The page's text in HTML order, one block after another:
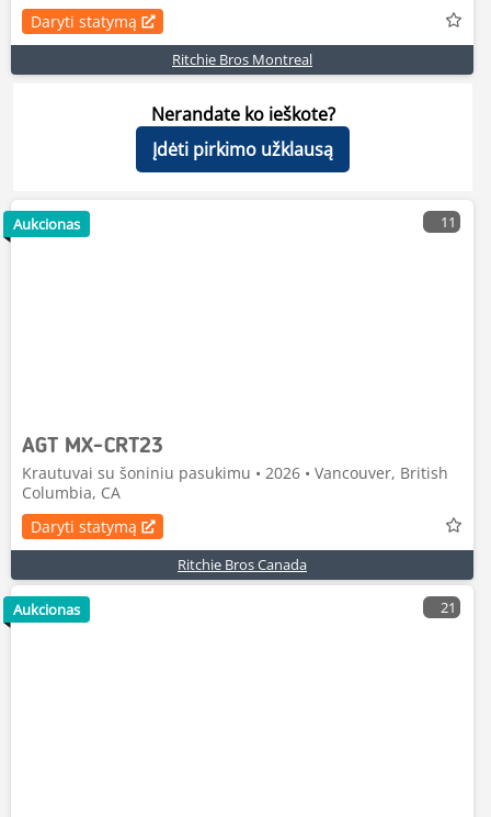
Daryti statymą
Ritchie Bros Montreal
Nerandate ko ieškote?
Įdėti pirkimo užklausą
11
AGT MX-CRT23
Krautuvai su šoniniu pasukimu • 2026 • Vancouver, British
Columbia, CA
Daryti statymą
Ritchie Bros Canada
Aukcionas
21
Aukcionas